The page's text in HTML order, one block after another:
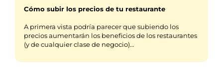
Cómo subir los precios de tu restaurante
A primera vista podría parecer que subiendo los
precios aumentarán los beneficios de los restaurantes
(y de cualquier clase de negocio)…